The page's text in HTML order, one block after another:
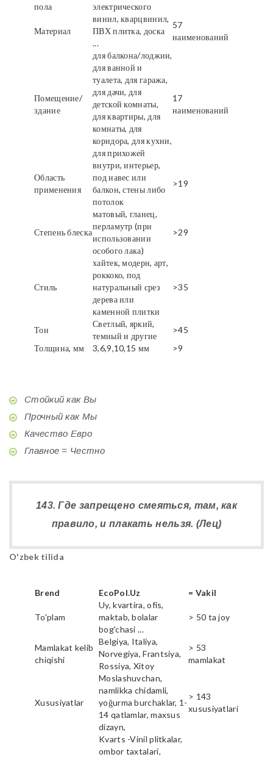
пола
электрического
Материал
винил, кварцвинил,
ПВХ плитка, доска
...
57
наименований
Помещение/
здание
для балкона/лоджии,
для ванной и
туалета, для гаража,
для дачи, для
детской комнаты,
для квартиры, для
комнаты, для
коридора, для кухни,
для прихожей
17
наименований
Область
применения
внутри, интерьер,
под навес или
балкон, стены либо
потолок
>19
Степень блеска
матовый, гланец,
перламутр (при
использовании
особого лака)
>29
Стиль
хайтек, модерн, арт,
роккоко, под
натуральный срез
дерева или
каменной плитки
>35
Тон
Светлый, яркий,
темный и другие
>45
Толщина, мм
3,6,9,10,15 мм >9
Стойкий как Вы
Прочный как Мы
Качество Евро
Главное = Честно
143. Где запрещено смеяться, там, как
правило, и плакать нельзя. (Лец)
O'zbek tilida
Brend EcoPol.Uz = Vakil
To'plam
Uy, kvartira, ofis,
maktab, bolalar
bog'chasi ...
> 50 ta joy
Mamlakat kelib
chiqishi
Belgiya, Italiya,
Norvegiya, Frantsiya,
Rossiya, Xitoy
> 53
mamlakat
Xususiyatlar
Moslashuvchan,
namlikka chidamli,
yoğurma burchaklar, 1-
14 qatlamlar, maxsus
dizayn,
> 143
xususiyatlari
Kvarts -Vinil plitkalar,
ombor taxtalari,